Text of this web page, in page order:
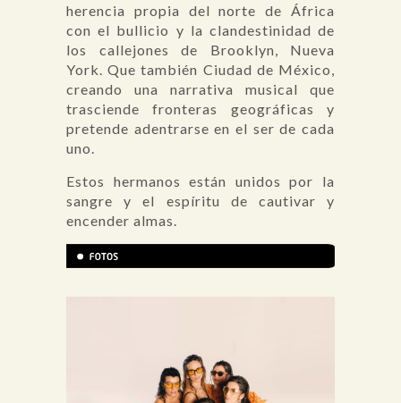
herencia propia del norte de África
con el bullicio y la clandestinidad de
los callejones de Brooklyn, Nueva
York. Que también Ciudad de México,
creando una narrativa musical que
trasciende fronteras geográficas y
pretende adentrarse en el ser de cada
uno.
Estos hermanos están unidos por la
sangre y el espíritu de cautivar y
encender almas.